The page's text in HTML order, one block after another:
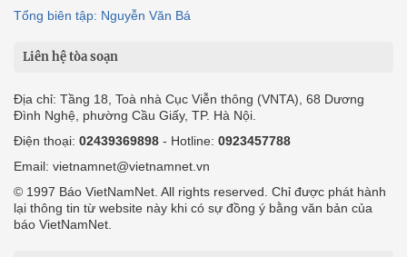
Tổng biên tập: Nguyễn Văn Bá
Liên hệ tòa soạn
Địa chỉ: Tầng 18, Toà nhà Cục Viễn thông (VNTA), 68 Dương
Đình Nghệ, phường Cầu Giấy, TP. Hà Nội.
Điện thoại: 02439369898 - Hotline: 0923457788
Email: vietnamnet@vietnamnet.vn
© 1997 Báo VietNamNet. All rights reserved. Chỉ được phát hành
lại thông tin từ website này khi có sự đồng ý bằng văn bản của
báo VietNamNet.